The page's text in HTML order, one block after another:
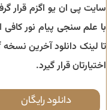
سایت پی ان یو اگزم قرار
با علم سنجی پیام نور
تا لینک دانلود آخرین نسخه pdf سوالات تا
اختیارتان قرار گیرد.
دانلود رایگان